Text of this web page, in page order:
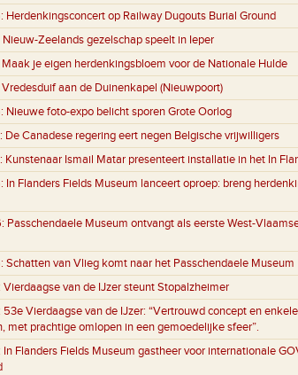
Herdenkingsconcert op Railway Dugouts Burial Ground
Nieuw-Zeelands gezelschap speelt in Ieper
Maak je eigen herdenkingsbloem voor de Nationale Hulde
Vredesduif aan de Duinenkapel (Nieuwpoort)
Nieuwe foto-expo belicht sporen Grote Oorlog
De Canadese regering eert negen Belgische vrijwilligers
Kunstenaar Ismail Matar presenteert installatie in het In
In Flanders Fields Museum lanceert oproep: breng
Passchendaele Museum ontvangt als eerste West-
Schatten van Vlieg komt naar het Passchendaele Museum
Vierdaagse van de IJzer steunt Stopalzheimer
53e Vierdaagse van de IJzer: “Vertrouwd concept en
met prachtige omlopen in een gemoedelijke sfeer”.
In Flanders Fields Museum gastheer voor internationale